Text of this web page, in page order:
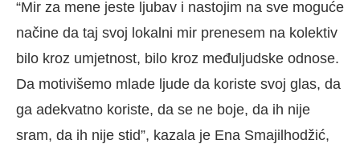
“Mir za mene jeste ljubav i nastojim na sve moguće
načine da taj svoj lokalni mir prenesem na kolektiv
bilo kroz umjetnost, bilo kroz međuljudske odnose.
Da motivišemo mlade ljude da koriste svoj glas, da
ga adekvatno koriste, da se ne boje, da ih nije
sram, da ih nije stid”, kazala je Ena Smajilhodžić,